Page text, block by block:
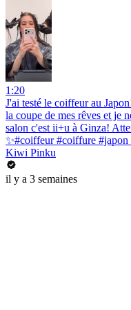
1:20
J'ai testé le coiffeur au
la coupe de mes rêves et je
salon c'est ii+u à Ginza!
✨#coiffeur #coiffure
Kiwi Pinku
il y a 3 semaines